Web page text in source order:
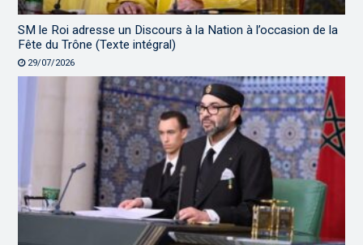
SM le Roi adresse un Discours à la Nation à l’occasion de la
Fête du Trône (Texte intégral)
29/07/2026